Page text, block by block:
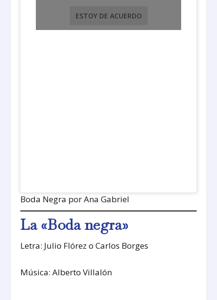
ESTOY DE ACUERDO
Boda Negra por Ana Gabriel
La «Boda negra»
Letra: Julio Flórez o Carlos Borges
Música: Alberto Villalón